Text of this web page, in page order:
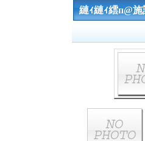
縺ｨ縺ｨ繧п@